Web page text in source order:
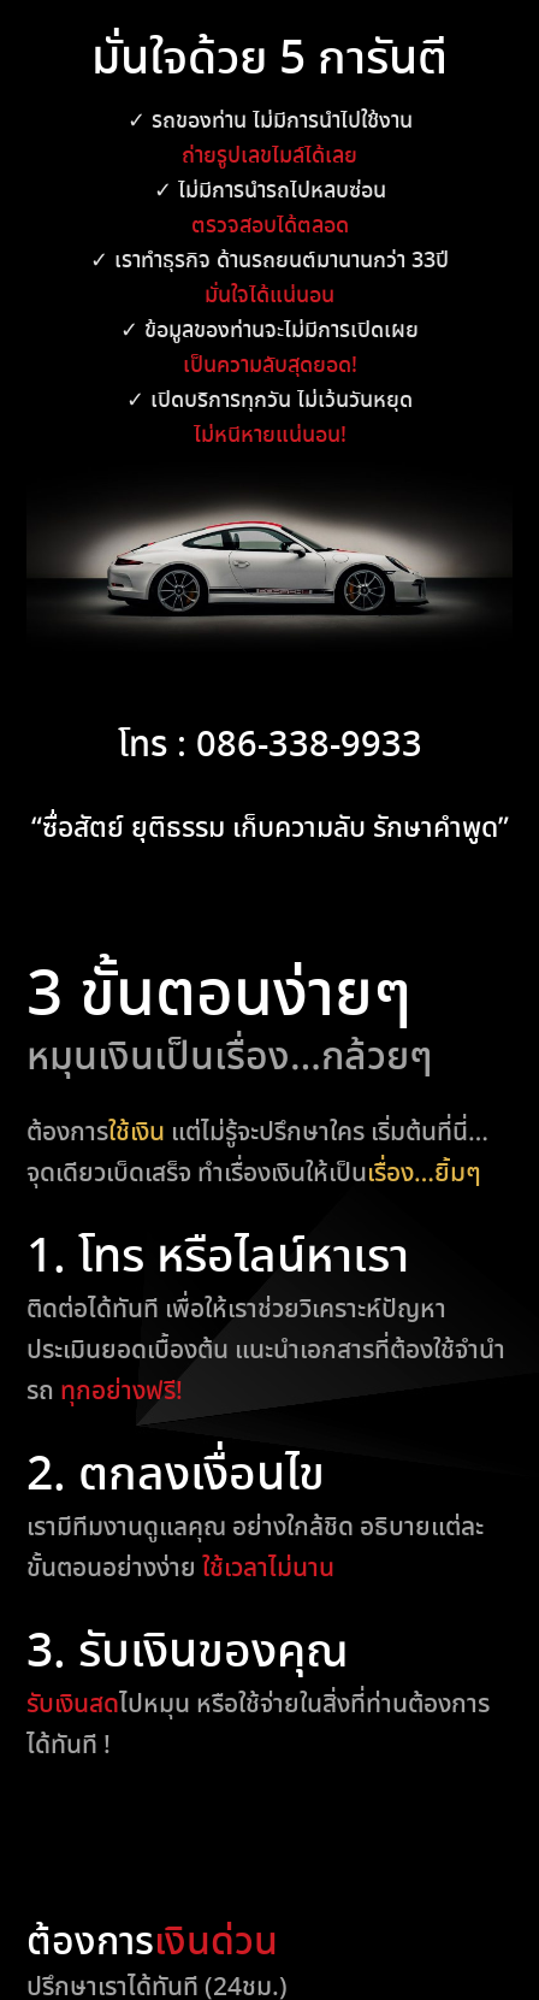
มั่นใจด้วย 5 การันตี
✓ รถของท่าน ไม่มีการนำไปใช้งาน
ถ่ายรูปเลขไมล์ได้เลย
✓ ไม่มีการนำรถไปหลบซ่อน
ตรวจสอบได้ตลอด
✓ เราทำธุรกิจ ด้านรถยนต์มานานกว่า 33ปี
มั่นใจได้แน่นอน
✓ ข้อมูลของท่านจะไม่มีการเปิดเผย
เป็นความลับสุดยอด!
✓ เปิดบริการทุกวัน ไม่เว้นวันหยุด
ไม่หนีหายแน่นอน!
โทร : 086-338-9933
“ซื่อสัตย์ ยุติธรรม เก็บความลับ รักษาคำพูด”
3 ขั้นตอนง่ายๆ
หมุนเงินเป็นเรื่อง…กล้วยๆ
ต้องการใช้เงิน แต่ไม่รู้จะปรึกษาใคร เริ่มต้นที่นี่…
จุดเดียวเบ็ดเสร็จ ทำเรื่องเงินให้เป็นเรื่อง…ยิ้มๆ
1. โทร หรือไลน์หาเรา
ติดต่อได้ทันที เพื่อให้เราช่วยวิเคราะห์ปัญหา
ประเมินยอดเบื้องต้น แนะนำเอกสารที่ต้องใช้จำนำ
รถ ทุกอย่างฟรี!
2. ตกลงเงื่อนไข
เรามีทีมงานดูแลคุณ อย่างใกล้ชิด อธิบายแต่ละ
ขั้นตอนอย่างง่ายใช้เวลาไม่นาน
3. รับเงินของคุณ
รับเงินสดไปหมุน หรือใช้จ่ายในสิ่งที่ท่านต้องการ
ได้ทันที !
ต้องการเงินด่วน
ปรึกษาเราได้ทันที (24ชม.)